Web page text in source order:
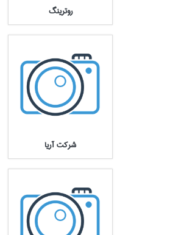
روترينگ
شركت آريا